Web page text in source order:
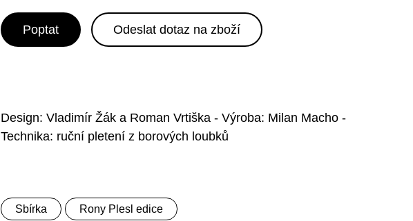
Poptat Odeslat dotaz na zboží
Design: Vladimír Žák a Roman Vrtiška - Výroba: Milan Macho -
Technika: ruční pletení z borových loubků
Sbírka Rony Plesl edice